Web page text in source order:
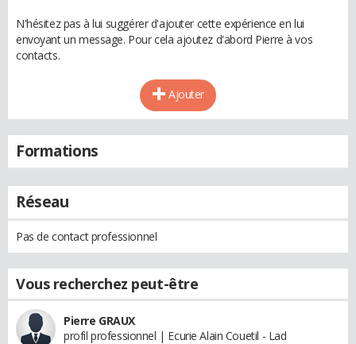
N'hésitez pas à lui suggérer d'ajouter cette expérience en lui
envoyant un message. Pour cela ajoutez d'abord Pierre à vos
contacts.
Ajouter
Formations
Réseau
Pas de contact professionnel
Vous recherchez peut-être
Pierre GRAUX
profil professionnel | Ecurie Alain Couetil - Lad